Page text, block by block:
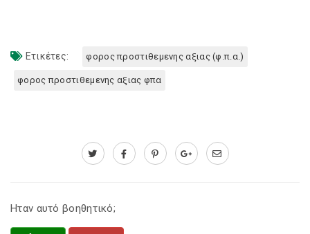
Ετικέτες: φορος προστιθεμενης αξιας (φ.π.α.)
φορος προστιθεμενης αξιας φπα
Ηταν αυτό βοηθητικό;